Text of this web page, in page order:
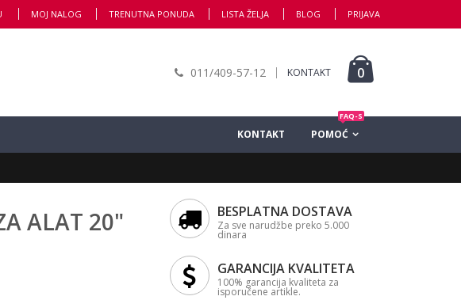
MOJ NALOG TRENUTNA PONUDA LISTA ŽELJA BLOG PRIJAVA
011/409-57-12 KONTAKT 0
POMOĆ
FAQ-S
KONTAKT
ALAT 20" BESPLATNA DOSTAVA
Za sve narudžbe preko 5.000
dinara
GARANCIJA KVALITETA
100% garancija kvaliteta za
isporučene artikle.